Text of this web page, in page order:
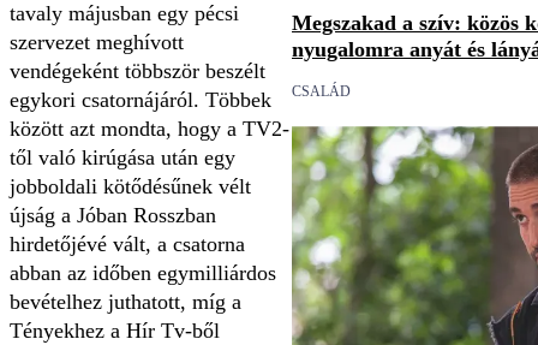
tavaly májusban egy pécsi
szervezet meghívott
vendégeként többször beszélt
egykori csatornájáról. Többek
között azt mondta, hogy a TV2-
től való kirúgása után egy
jobboldali kötődésűnek vélt
újság a Jóban Rosszban
hirdetőjévé vált, a csatorna
abban az időben egymilliárdos
bevételhez juthatott, míg a
Tényekhez a Hír Tv-ből
Megszakad a szív: közös
nyugalomra anyát és
CSALÁD